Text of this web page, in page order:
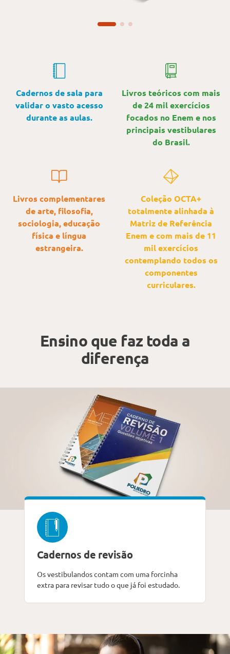
Cadernos de sala para
validar o vasto acesso
durante as aulas.
Livros teóricos com mais
de 24 mil exercícios
focados no Enem e nos
principais vestibulares
do Brasil.
Livros complementares
de arte, filosofia,
sociologia, educação
física e língua
estrangeira.
Coleção OCTA+
totalmente alinhada à
Matriz de Referência
Enem e com mais de 11
mil exercícios
contemplando todos os
componentes
curriculares.
Ensino que faz toda a
diferença
Cadernos de revisão
Os vestibulandos contam com uma forcinha
extra para revisar tudo o que já foi estudado.